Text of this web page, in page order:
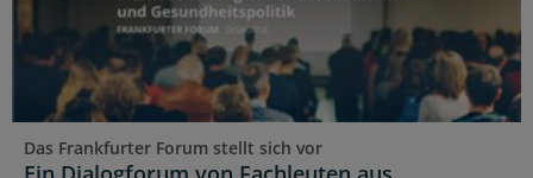
Das Frankfurter Forum stellt sich vor